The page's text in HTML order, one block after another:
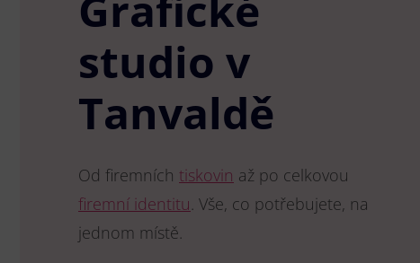
studio v
Tanvaldě
Od firemních tiskovin až po celkovou
firemní identitu. Vše, co potřebujete, na
jednom místě.